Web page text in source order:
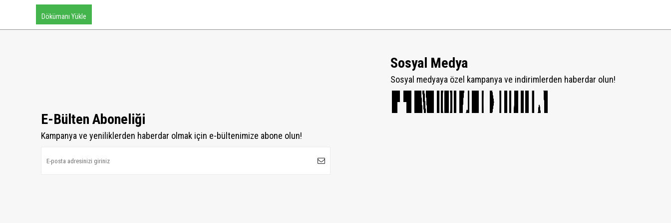
Dökümanı Yükle
E-Bülten Aboneliği
Kampanya ve yeniliklerden haberdar olmak için e-bültenimize abone olun!
Sosyal Medya
Sosyal medyaya özel kampanya ve indirimlerden haberdar olun!